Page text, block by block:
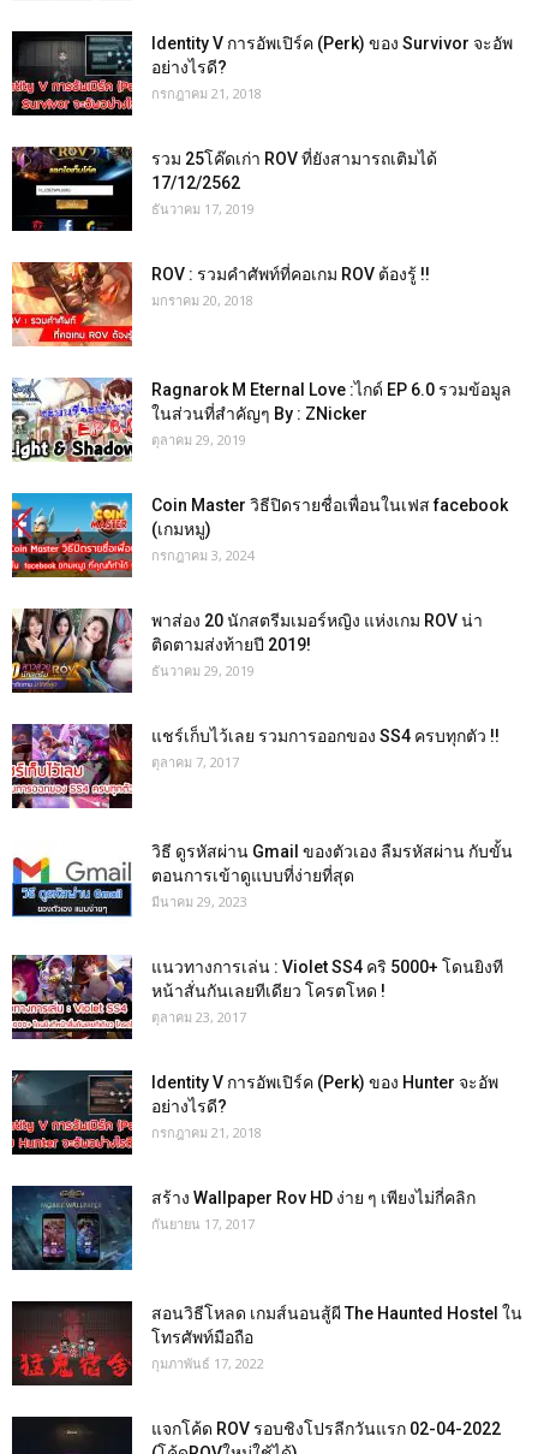
Identity V การอัพเปิร์ค (Perk) ของ Survivor จะอัพ
อย่างไรดี?
กรกฎาคม 21, 2018
รวม 25โค๊ดเก่า ROV ที่ยังสามารถเติมได้
17/12/2562
ธันวาคม 17, 2019
ROV : รวมคำศัพท์ที่คอเกม ROV ต้องรู้ !!
มกราคม 20, 2018
Ragnarok M Eternal Love :ไกด์ EP 6.0 รวมข้อมูล
ในส่วนที่สำคัญๆ By : ZNicker
ตุลาคม 29, 2019
Coin Master วิธีปิดรายชื่อเพื่อนในเฟส facebook
(เกมหมู)
กรกฎาคม 3, 2024
พาส่อง 20 นักสตรีมเมอร์หญิง แห่งเกม ROV น่า
ติดตามส่งท้ายปี 2019!
ธันวาคม 29, 2019
แชร์เก็บไว้เลย รวมการออกของ SS4 ครบทุกตัว !!
ตุลาคม 7, 2017
วิธี ดูรหัสผ่าน Gmail ของตัวเอง ลืมรหัสผ่าน กับขั้น
ตอนการเข้าดูแบบที่ง่ายที่สุด
มีนาคม 29, 2023
แนวทางการเล่น : Violet SS4 คริ 5000+ โดนยิงที
หน้าสั่นกันเลยทีเดียว โครตโหด !
ตุลาคม 23, 2017
Identity V การอัพเปิร์ค (Perk) ของ Hunter จะอัพ
อย่างไรดี?
กรกฎาคม 21, 2018
สร้าง Wallpaper Rov HD ง่าย ๆ เพียงไม่กี่คลิก
กันยายน 17, 2017
สอนวิธีโหลด เกมส์นอนสู้ผี The Haunted Hostel ใน
โทรศัพท์มือถือ
กุมภาพันธ์ 17, 2022
แจกโค้ด ROV รอบชิงโปรลีกวันแรก 02-04-2022